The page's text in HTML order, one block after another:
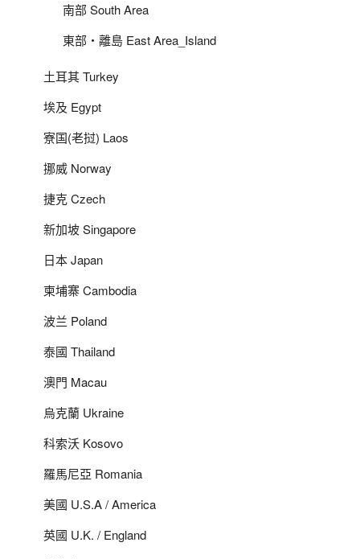
南部 South Area
東部‧離島 East Area_Island
土耳其 Turkey
埃及 Egypt
寮国(老挝) Laos
挪威 Norway
捷克 Czech
新加坡 Singapore
日本 Japan
柬埔寨 Cambodia
波兰 Poland
泰國 Thailand
澳門 Macau
烏克蘭 Ukraine
科索沃 Kosovo
羅馬尼亞 Romania
美國 U.S.A / America
英國 U.K. / England